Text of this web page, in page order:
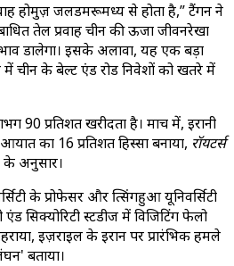
होर्मुज़ जलडमरूमध्य से होता है,” टैंगन ने
तेल प्रवाह चीन की ऊर्जा जीवनरेखा
डालेगा। इसके अलावा, यह एक बड़ा
में चीन के बेल्ट एंड रोड निवेशों को खतरे में
90 प्रतिशत खरीदता है। मार्च में, ईरानी
का 16 प्रतिशत हिस्सा बनाया, रॉयटर्स
के अनुसार।
के प्रोफेसर और त्सिंगहुआ यूनिवर्सिटी
सिक्योरिटी स्टडीज में विजिटिंग फेलो
इज़राइल के ईरान पर प्रारंभिक हमले
बताया।